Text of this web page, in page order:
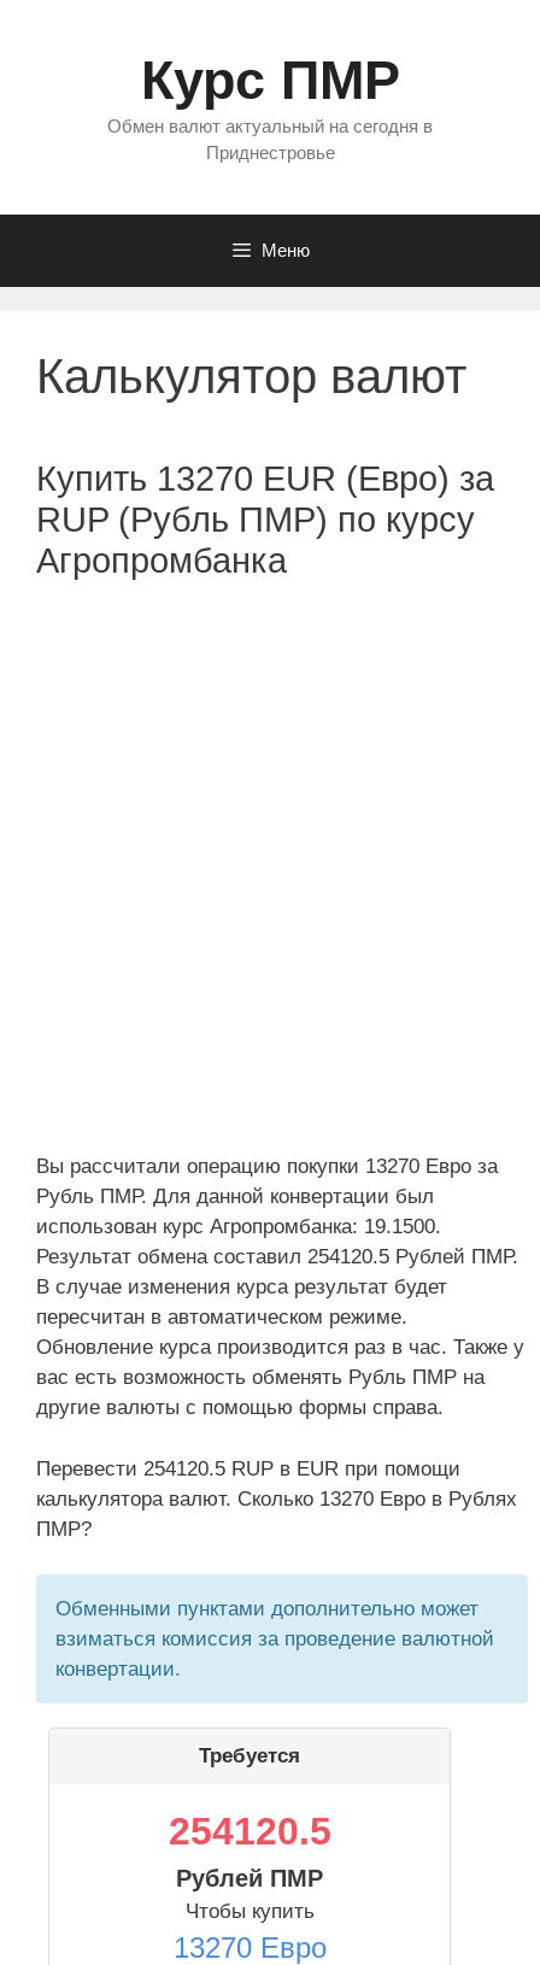
Курс ПМР
Обмен валют актуальный на сегодня в
Приднестровье
Меню
Калькулятор валют
Купить 13270 EUR (Евро) за
RUP (Рубль ПМР) по курсу
Агропромбанка
Вы рассчитали операцию покупки 13270 Евро за
Рубль ПМР. Для данной конвертации был
использован курс Агропромбанка: 19.1500.
Результат обмена составил 254120.5 Рублей ПМР.
В случае изменения курса результат будет
пересчитан в автоматическом режиме.
Обновление курса производится раз в час. Также у
вас есть возможность обменять Рубль ПМР на
другие валюты с помощью формы справа.
Перевести 254120.5 RUP в EUR при помощи
калькулятора валют. Сколько 13270 Евро в Рублях
ПМР?
Обменными пунктами дополнительно может
взиматься комиссия за проведение валютной
конвертации.
Требуется
254120.5
Рублей ПМР
Чтобы купить
13270 Евро